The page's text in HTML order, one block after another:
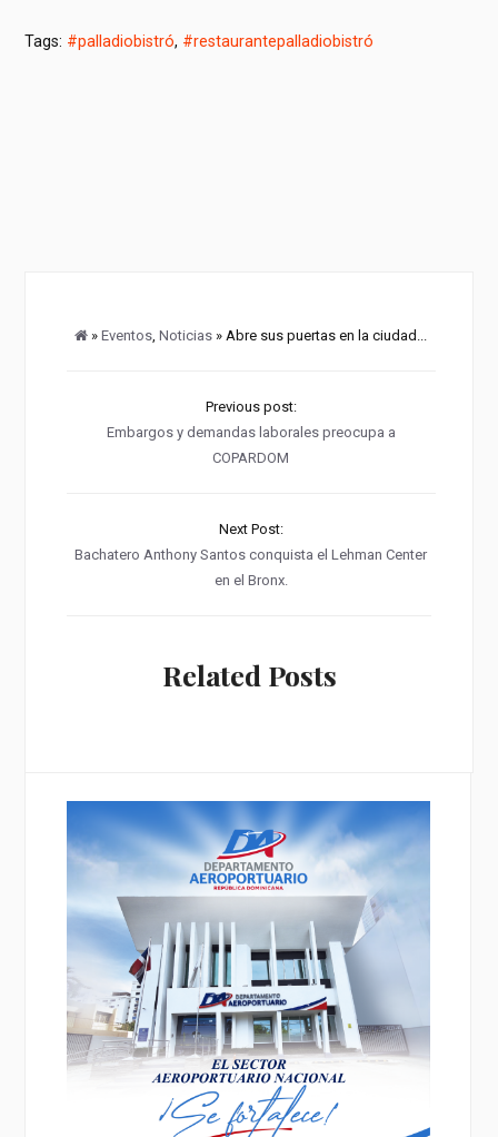
Tags: #palladiobistró, #restaurantepalladiobistró
»Eventos,Noticias » Abre sus puertas en la ciudad...
Previous post:
Embargos y demandas laborales preocupa a
COPARDOM
Next Post:
Bachatero Anthony Santos conquista el Lehman Center
en el Bronx.
Related Posts